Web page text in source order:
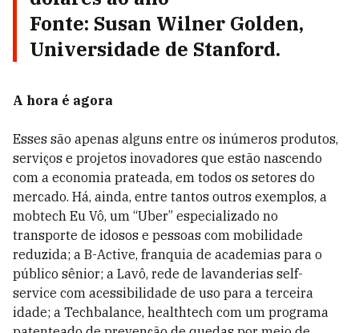
Fonte: Susan Wilner Golden,
Universidade de Stanford.
A hora é agora
Esses são apenas alguns entre os inúmeros produtos,
serviços e projetos inovadores que estão nascendo
com a economia prateada, em todos os setores do
mercado. Há, ainda, entre tantos outros exemplos, a
mobtech Eu Vô, um “Uber” especializado no
transporte de idosos e pessoas com mobilidade
reduzida; a B-Active, franquia de academias para o
público sênior; a Lavô, rede de lavanderias self-
service com acessibilidade de uso para a terceira
idade; a Techbalance, healthtech com um programa